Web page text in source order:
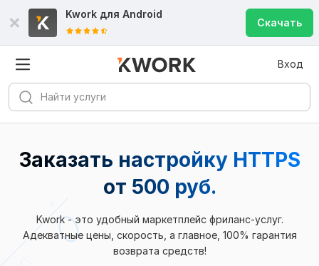
Kwork для Android
Скачать
Вход
Заказать настройку HTTPS
от 500 руб.
Kwork - это удобный маркетплейс фриланс-услуг.
Адекватные цены, скорость, а главное, 100% гарантия
возврата средств!